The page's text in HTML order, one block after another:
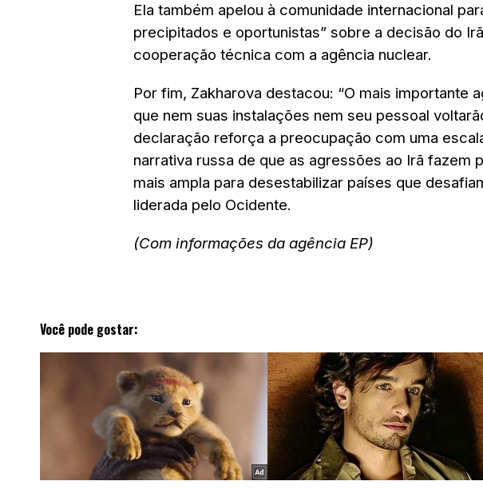
Ela também apelou à comunidade internacional
precipitados e oportunistas” sobre a decisão do
cooperação técnica com a agência nuclear.
Por fim, Zakharova destacou: “O mais importante
que nem suas instalações nem seu pessoal
declaração reforça a preocupação com uma
narrativa russa de que as agressões ao Irã fazem
mais ampla para desestabilizar países que
liderada pelo Ocidente.
(Com informações da agência EP)